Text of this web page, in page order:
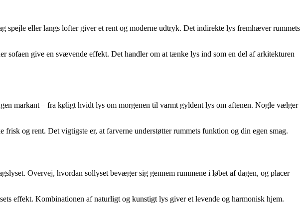
spejle eller langs lofter giver et rent og moderne udtryk. Det indirekte lys fremhæver rummets
sofaen give en svævende effekt. Det handler om at tænke lys ind som en del af arkitekturen
markant – fra køligt hvidt lys om morgenen til varmt gyldent lys om aftenen. Nogle vælger
og rent. Det vigtigste er, at farverne understøtter rummets funktion og din egen smag.
Overvej, hvordan sollyset bevæger sig gennem rummene i løbet af dagen, og placer
effekt. Kombinationen af naturligt og kunstigt lys giver et levende og harmonisk hjem.